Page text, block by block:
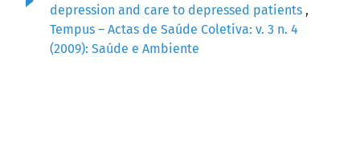
depression and care to depressed patients ,
Tempus – Actas de Saúde Coletiva: v. 3 n. 4
(2009): Saúde e Ambiente